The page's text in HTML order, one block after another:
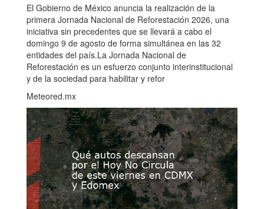
El Gobierno de México anuncia la realización de la
primera Jornada Nacional de Reforestación 2026, una
iniciativa sin precedentes que se llevará a cabo el
domingo 9 de agosto de forma simultánea en las 32
entidades del país.La Jornada Nacional de
Reforestación es un esfuerzo conjunto interinstitucional
y de la sociedad para habilitar y refor
Meteored.mx